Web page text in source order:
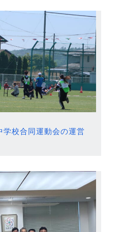
学校合同運動会の運営